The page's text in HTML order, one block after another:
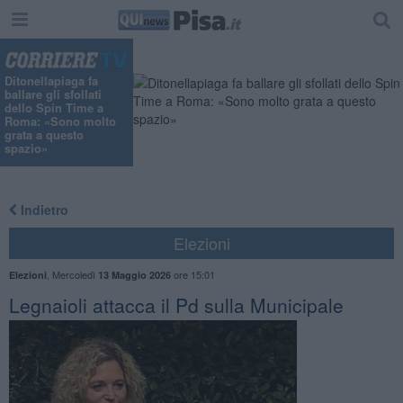
Ditonellapiaga fa
ballare gli sfollati
dello Spin Time a
Roma: «Sono molto
grata a questo
spazio»
Indietro
Elezioni
Elezioni Mercoledì 13 Maggio 2026ore 15:01
Legnaioli attacca il Pd sulla Municipale